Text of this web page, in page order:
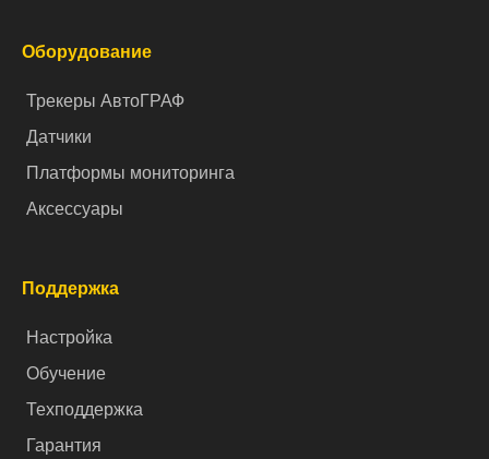
Оборудование
Трекеры АвтоГРАФ
Датчики
Платформы мониторинга
Аксессуары
Поддержка
Настройка
Обучение
Техподдержка
Гарантия